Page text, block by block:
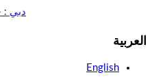
العربية
English